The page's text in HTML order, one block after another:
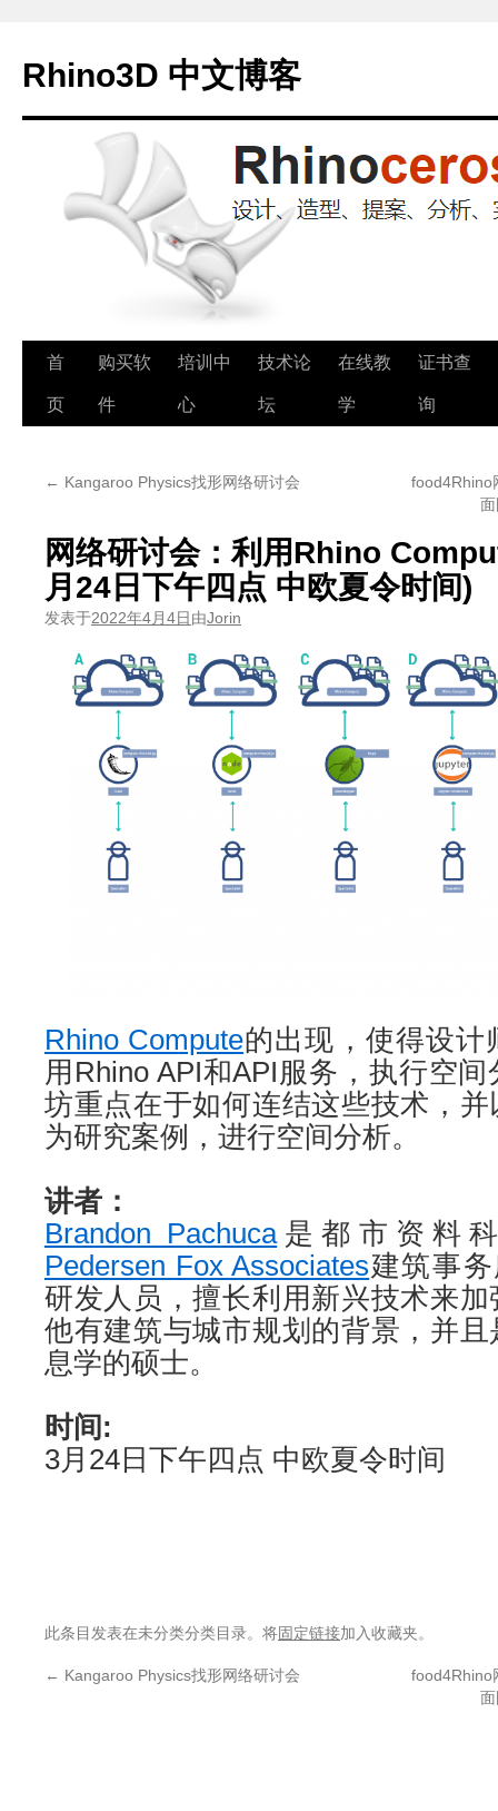
Rhino3D 中文博客
跳
至
首
页
购买软
件
培训中
心
技术论
坛
在线教
学
证书查
询
← Kangaroo Physics找形网络研讨会
food4Rhino
网络研讨会：利用Rhino
月24日下午四点 中欧夏令时间)
发表于2022年4月4日由Jorin
Rhino Compute的出现，使得设计
用Rhino API和API服务，执行空
坊重点在于如何连结这些技术，
为研究案例，进行空间分析。
讲者：
Brandon Pachuca是都市资料
Pedersen Fox Associates建筑事
研发人员，擅长利用新兴技术来
他有建筑与城市规划的背景，并
息学的硕士。
时间:
3月24日下午四点 中欧夏令时间
此条目发表在未分类分类目录。将固定链接加入收藏夹。
← Kangaroo Physics找形网络研讨会
food4Rhino